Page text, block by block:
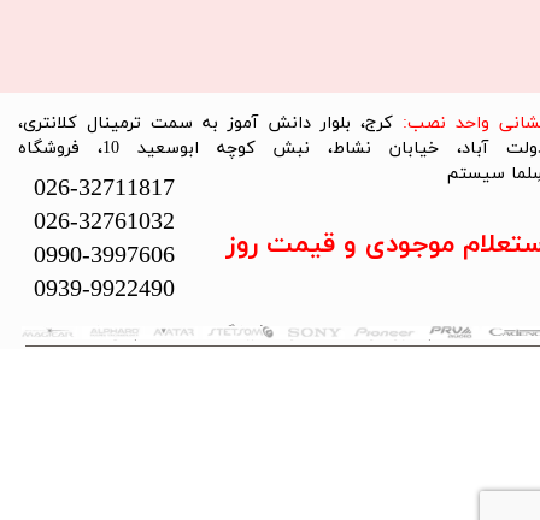
تمام حقوق این سایت متعلق به فروشگاه سلما سیستم می‌باشد.
واحد نصب: کرج، بلوار دانش آموز به سمت ترمینال کلانتری،
دولت آباد، خیابان نشاط، نبش کوچه ابوسعید 10، فروشگاه
سیستم​​​​​​​
026-32711817
026-32761032
0990-3997606
0939-9922490
موجودی و قیمت روز